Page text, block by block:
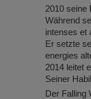
2010 seine
Während
intenses et
Er setzte
energies
2014 leitet
Seiner
Der Falling